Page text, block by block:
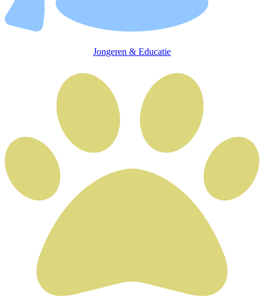
Jongeren & Educatie